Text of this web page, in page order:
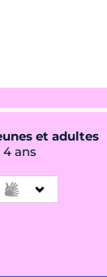
et adultes
ans